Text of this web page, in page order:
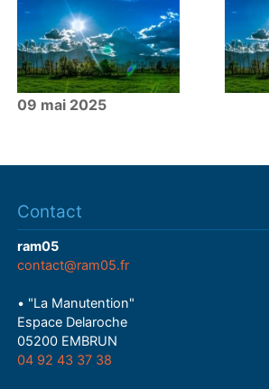
09 mai 2025
Contact
ram05
contact@ram05.fr
• "La Manutention"
Espace Delaroche
05200 EMBRUN
04 92 43 37 38